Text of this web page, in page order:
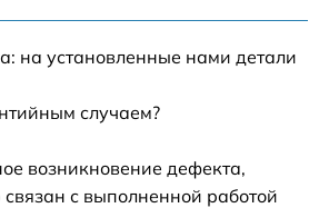
на установленные нами детали
случаем?
возникновение дефекта,
с выполненной работой